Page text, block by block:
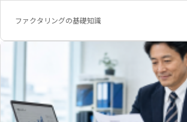
ファクタリングの基礎知識